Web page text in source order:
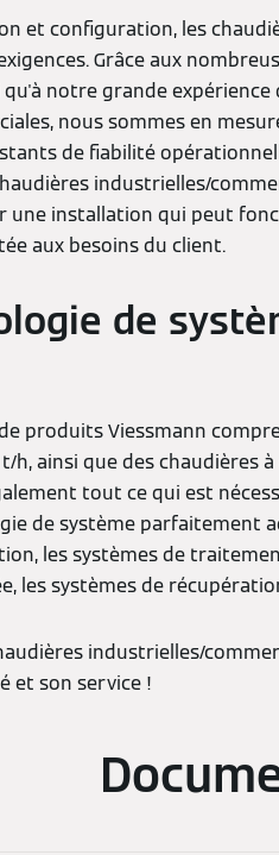
et configuration, les
Grâce aux
notre grande
nous sommes en
de fiabilité
industrielles/
une installation qui peut
aux besoins du client.
de
produits Viessmann
h, ainsi que des chaudières
tout ce qui est
de système parfaitement
les systèmes de
les systèmes de
industrielles/
et son service !